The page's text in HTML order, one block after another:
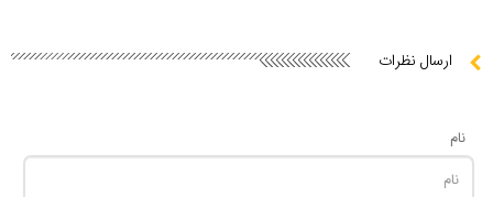
ارسال نظرات
نام